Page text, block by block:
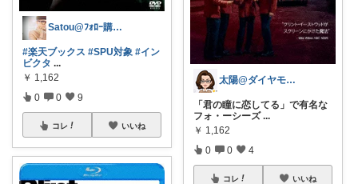
Satou@ﾌｫﾛｰ購入いいねｺﾚ!感謝
#楽天ブックス #SPU対象 #イン
ビクタ ...
￥ 1,162
0 0 9
コレ いいね
太陽@ダイヤモンド会員
「君の瞳に恋してる」で有名な
フォ・ーシーズ ...
￥ 1,162
0 0 4
コレ いいね